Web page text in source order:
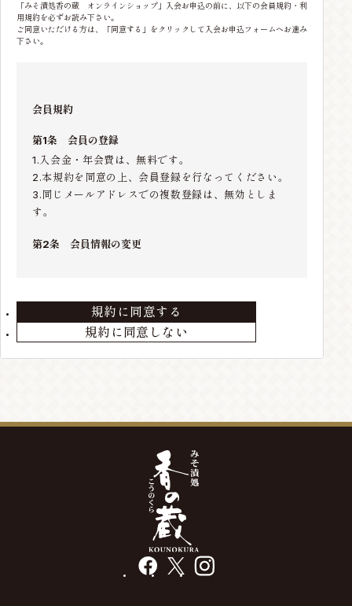
「みそ漬処香の蔵 オンラインショップ」入会お申込の前に、以下の会員規約・利
用規約を必ずお読み下さい。
ご同意いただける方は、「同意する」をクリックして入会お申込フォームへお進み
下さい。
会員規約
第1条 会員の登録
1.入会金・年会費は、無料です。
2.本規約を同意の上、会員登録を行なってください。
3.同じメールアドレスでの複数登録は、無効としま
す。
第2条 会員情報の変更
第3条 会員の退会
会員が退会を希望する場合には、当店までメールにて
当店の判断により、本サービスを変更・廃止をするこ
最終の発送から、3年以上経過している場合や、メー
ルアドレス等の不通が発生した場合には、会員情報を
削除する場合があります。
規約に同意しない
規約に同意する
facebook instagram